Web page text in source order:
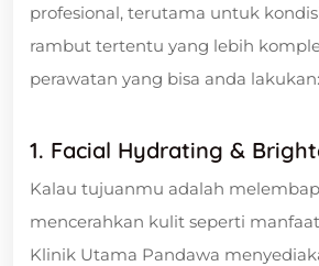
profesional, terutama untuk
rambut tertentu yang lebih
perawatan yang bisa anda lakukan:
1. Facial Hydrating &
Kalau tujuanmu adalah
mencerahkan kulit seperti
Klinik Utama Pandawa